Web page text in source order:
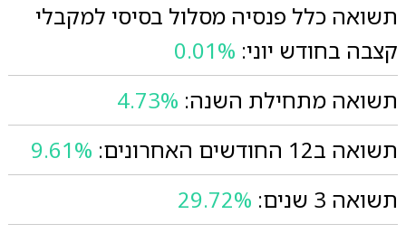
תשואה כלל פנסיה מסלול בסיסי למקבלי
קצבה בחודש יוני: 0.01%
תשואה מתחילת השנה: 4.73%
תשואה ב12 החודשים האחרונים:
9.61%
תשואה 3 שנים:
29.72%